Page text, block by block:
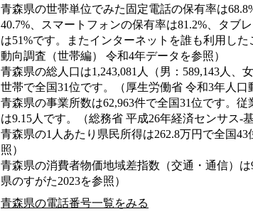
青森県の世帯単位でみた固定電話の保有率は
40.7%、スマートフォンの保有率は81.2%、タブ
は51%です。またインターネットを誰も利用し
動向調査（世帯編） 令和4年データを参照）
青森県の総人口は1,243,081人（男：589,143人、
世帯で全国31位です。（厚生労働省 令和3年人口
青森県の事業所数は62,963件で全国31位です。
は9.15人です。（総務省 平成26年経済センサス‐
青森県の1人あたり県民所得は262.8万円で全国
照）
青森県の消費者物価地域差指数（交通・通信）
県のすがた2023を参照）
青森県の電話番号一覧をみる